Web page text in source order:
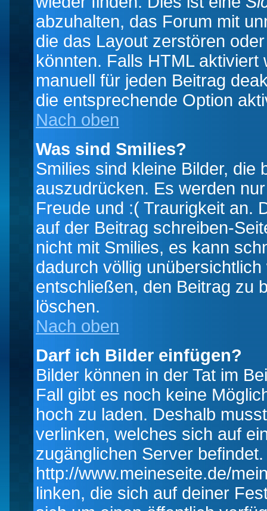
abzuhalten, das Forum mit
die das Layout zerstören
könnten. Falls HTML
manuell für jeden Beitrag
die entsprechende Option
Nach oben
Was sind Smilies?
Smilies sind kleine Bilder, die
auszudrücken. Es werden
Freude und :( Traurigkeit an.
auf der Beitrag schreiben-
nicht mit Smilies, es kann
dadurch völlig
entschließen, den Beitrag zu
löschen.
Nach oben
Darf ich Bilder einfügen?
Bilder können in der Tat im
Fall gibt es noch keine
hoch zu laden. Deshalb
verlinken, welches sich auf
zugänglichen Server
http://www.meineseite.de/
linken, die sich auf deiner